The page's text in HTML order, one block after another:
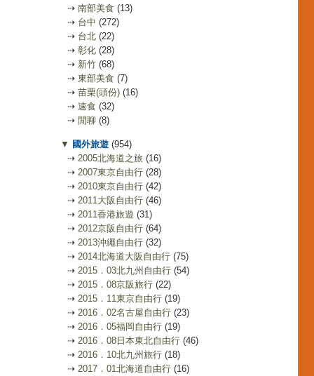
⇢ 南部美食 (13)
⇢ 台中 (272)
⇢ 台北 (22)
⇢ 彰化 (28)
⇢ 新竹 (68)
⇢ 東部美食 (7)
⇢ 苗栗(頭份) (16)
⇢ 速食 (32)
⇢ 閒聊 (8)
▼ 國外旅遊 (954)
⇢ 2005北海道之旅 (16)
⇢ 2007東京自由行 (28)
⇢ 2010東京自由行 (42)
⇢ 2011大阪自由行 (46)
⇢ 2011香港旅遊 (31)
⇢ 2012京阪自由行 (64)
⇢ 2013沖繩自由行 (32)
⇢ 2014北海道大阪自由行 (75)
⇢ 2015．03北九州自由行 (54)
⇢ 2015．08京阪旅行 (22)
⇢ 2015．11東京自由行 (19)
⇢ 2016．02名古屋自由行 (23)
⇢ 2016．05福岡自由行 (19)
⇢ 2016．08日本東北自由行 (46)
⇢ 2016．10北九州旅行 (18)
⇢ 2017．01北海道自由行 (16)